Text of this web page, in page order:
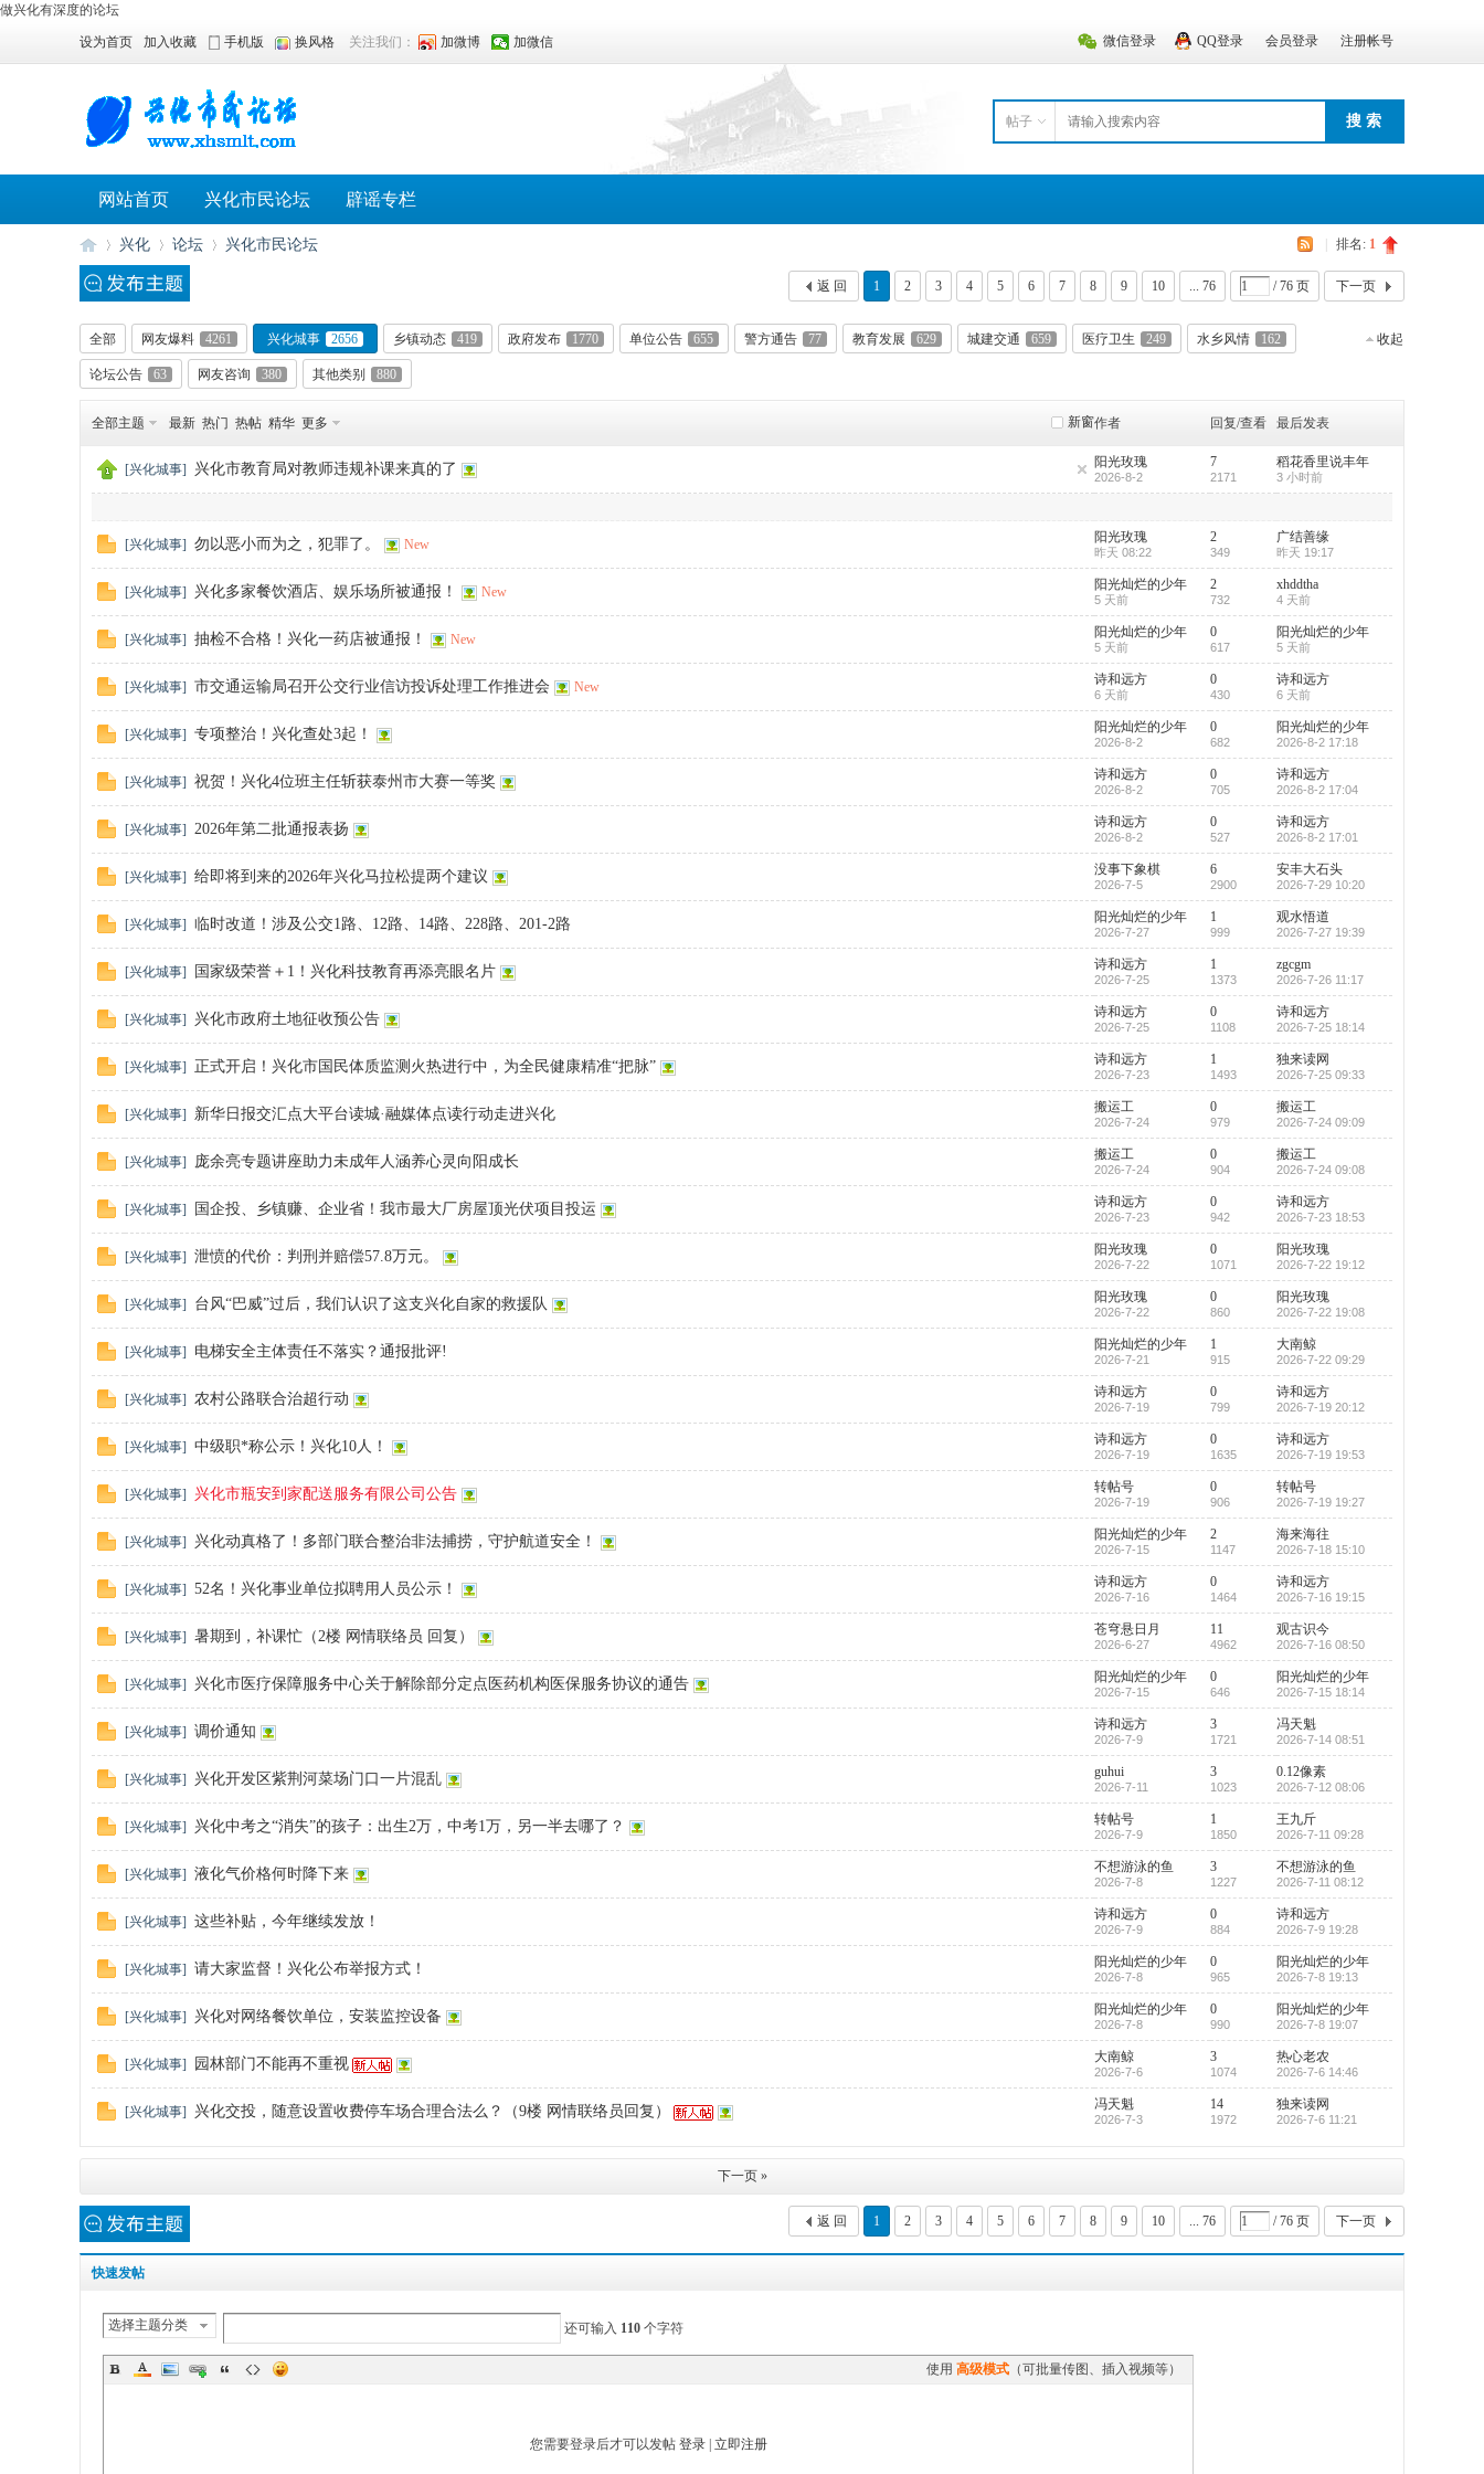
做兴化有深度的论坛
微信登录
QQ登录 会员登录 注册帐号
设为首页 加入收藏 手机版 换风格 关注我们： 加微博 加微信
帖子 搜 索
网站首页 兴化市民论坛 辟谣专栏
兴
民
---
»
兴化
›
论坛
›
兴化市民论坛 排名: 1
1 2 3 4 5 6 7 8 9 10 ... 76 / 76 页 下一页
返 回
收起
全部 网友爆料 4261 兴化城事 2656 乡镇动态 419 政府发布 1770 单位公告 655 警方通告 77 教育发展 629 城建交通 659 医疗卫生 249 水乡风情 162
论坛公告 63 网友咨询 380 其他类别 880
新窗
全部主题 最新 热门 热帖 精华 更多 作者 回复/查看 最后发表
[兴化城事] 兴化市教育局对教师违规补课来真的了 阳光玫瑰
2026-8-2
7
2171
稻花香里说丰年
3 小时前
[兴化城事] 勿以恶小而为之，犯罪了。 New 阳光玫瑰
昨天 08:22
2
349
广结善缘
昨天 19:17
[兴化城事] 兴化多家餐饮酒店、娱乐场所被通报！ New 阳光灿烂的少年
5 天前
2
732
xhddtha
4 天前
[兴化城事] 抽检不合格！兴化一药店被通报！ New 阳光灿烂的少年
5 天前
0
617
阳光灿烂的少年
5 天前
[兴化城事] 市交通运输局召开公交行业信访投诉处理工作推进会 New 诗和远方
6 天前
0
430
诗和远方
6 天前
[兴化城事] 专项整治！兴化查处3起！ 阳光灿烂的少年
2026-8-2
0
682
阳光灿烂的少年
2026-8-2 17:18
[兴化城事] 祝贺！兴化4位班主任斩获泰州市大赛一等奖 诗和远方
2026-8-2
0
705
诗和远方
2026-8-2 17:04
[兴化城事] 2026年第二批通报表扬 诗和远方
2026-8-2
0
527
诗和远方
2026-8-2 17:01
[兴化城事] 给即将到来的2026年兴化马拉松提两个建议 没事下象棋
2026-7-5
6
2900
安丰大石头
2026-7-29 10:20
[兴化城事] 临时改道！涉及公交1路、12路、14路、228路、201-2路 阳光灿烂的少年
2026-7-27
1
999
观水悟道
2026-7-27 19:39
[兴化城事] 国家级荣誉＋1！兴化科技教育再添亮眼名片 诗和远方
2026-7-25
1
1373
zgcgm
2026-7-26 11:17
[兴化城事] 兴化市政府土地征收预公告 诗和远方
2026-7-25
0
1108
诗和远方
2026-7-25 18:14
[兴化城事] 正式开启！兴化市国民体质监测火热进行中，为全民健康精准“把脉” 诗和远方
2026-7-23
1
1493
独来读网
2026-7-25 09:33
[兴化城事] 新华日报交汇点大平台读城·融媒体点读行动走进兴化 搬运工
2026-7-24
0
979
搬运工
2026-7-24 09:09
[兴化城事] 庞余亮专题讲座助力未成年人涵养心灵向阳成长 搬运工
2026-7-24
0
904
搬运工
2026-7-24 09:08
[兴化城事] 国企投、乡镇赚、企业省！我市最大厂房屋顶光伏项目投运 诗和远方
2026-7-23
0
942
诗和远方
2026-7-23 18:53
[兴化城事] 泄愤的代价：判刑并赔偿57.8万元。 阳光玫瑰
2026-7-22
0
1071
阳光玫瑰
2026-7-22 19:12
[兴化城事] 台风“巴威”过后，我们认识了这支兴化自家的救援队 阳光玫瑰
2026-7-22
0
860
阳光玫瑰
2026-7-22 19:08
[兴化城事] 电梯安全主体责任不落实？通报批评! 阳光灿烂的少年
2026-7-21
1
915
大南鲸
2026-7-22 09:29
[兴化城事] 农村公路联合治超行动 诗和远方
2026-7-19
0
799
诗和远方
2026-7-19 20:12
[兴化城事] 中级职*称公示！兴化10人！ 诗和远方
2026-7-19
0
1635
诗和远方
2026-7-19 19:53
[兴化城事] 兴化市瓶安到家配送服务有限公司公告 转帖号
2026-7-19
0
906
转帖号
2026-7-19 19:27
[兴化城事] 兴化动真格了！多部门联合整治非法捕捞，守护航道安全！ 阳光灿烂的少年
2026-7-15
2
1147
海来海往
2026-7-18 15:10
[兴化城事] 52名！兴化事业单位拟聘用人员公示！ 诗和远方
2026-7-16
0
1464
诗和远方
2026-7-16 19:15
[兴化城事] 暑期到，补课忙（2楼 网情联络员 回复） 苍穹悬日月
2026-6-27
11
4962
观古识今
2026-7-16 08:50
[兴化城事] 兴化市医疗保障服务中心关于解除部分定点医药机构医保服务协议的通告 阳光灿烂的少年
2026-7-15
0
646
阳光灿烂的少年
2026-7-15 18:14
[兴化城事] 调价通知 诗和远方
2026-7-9
3
1721
冯天魁
2026-7-14 08:51
[兴化城事] 兴化开发区紫荆河菜场门口一片混乱 guhui
2026-7-11
3
1023
0.12像素
2026-7-12 08:06
[兴化城事] 兴化中考之“消失”的孩子：出生2万，中考1万，另一半去哪了？ 转帖号
2026-7-9
1
1850
王九斤
2026-7-11 09:28
[兴化城事] 液化气价格何时降下来 不想游泳的鱼
2026-7-8
3
1227
不想游泳的鱼
2026-7-11 08:12
[兴化城事] 这些补贴，今年继续发放！ 诗和远方
2026-7-9
0
884
诗和远方
2026-7-9 19:28
[兴化城事] 请大家监督！兴化公布举报方式！ 阳光灿烂的少年
2026-7-8
0
965
阳光灿烂的少年
2026-7-8 19:13
[兴化城事] 兴化对网络餐饮单位，安装监控设备 阳光灿烂的少年
2026-7-8
0
990
阳光灿烂的少年
2026-7-8 19:07
[兴化城事] 园林部门不能再不重视 大南鲸
2026-7-6
3
1074
热心老农
2026-7-6 14:46
[兴化城事] 兴化交投，随意设置收费停车场合理合法么？（9楼 网情联络员回复） 冯天魁
2026-7-3
14
1972
独来读网
2026-7-6 11:21
下一页 »
1 2 3 4 5 6 7 8 9 10 ... 76 / 76 页 下一页
返 回
快速发帖
选择主题分类 还可输入 110 个字符
使用 高级模式 （可批量传图、插入视频等）
您需要登录后才可以发帖 登录| 立即注册